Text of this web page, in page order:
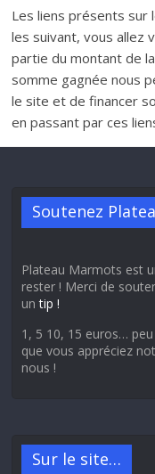
Les liens présents sur
les suivant, vous allez
partie du montant de
somme gagnée nous
le site et de financer
en passant par ces
Soutenez
Plateau Marmots est
rester ! Merci de
untip !
1, 5 10, 15 euros…
que vous appréciez
nous !
Sur le site…